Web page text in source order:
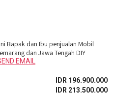
Bapak dan Ibu penjualan Mobil
dan Jawa Tengah DIY
EMAIL
IDR 196.900.000
IDR 213.500.000